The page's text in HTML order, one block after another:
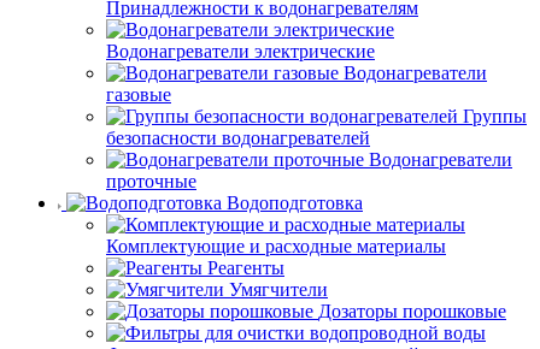
Принадлежности к водонагревателям
Водонагреватели электрические
Водонагреватели
газовые
Группы
безопасности водонагревателей
Водонагреватели
проточные
Водоподготовка
Комплектующие и расходные материалы
Реагенты
Умягчители
Дозаторы порошковые